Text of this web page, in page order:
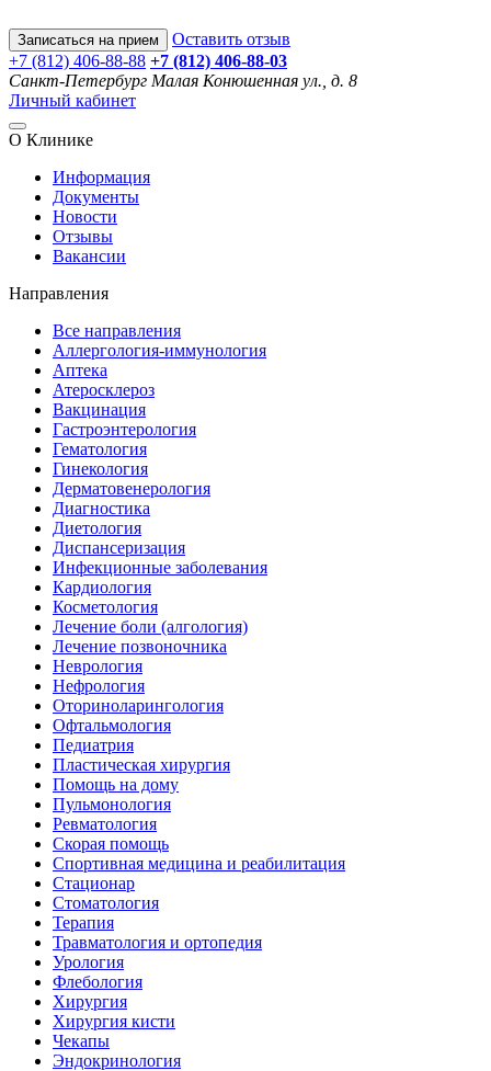
Записаться на прием
Оставить отзыв
+7 (812) 406-88-88 +7 (812) 406-88-03
Санкт-Петербург Малая Конюшенная ул., д. 8
Личный кабинет
О Клинике
Информация
Документы
Новости
Отзывы
Вакансии
Направления
Все направления
Аллергология-иммунология
Аптека
Атеросклероз
Вакцинация
Гастроэнтерология
Гематология
Гинекология
Дерматовенерология
Диагностика
Диетология
Диспансеризация
Инфекционные заболевания
Кардиология
Косметология
Лечение боли (алгология)
Лечение позвоночника
Неврология
Нефрология
Оториноларингология
Офтальмология
Педиатрия
Пластическая хирургия
Помощь на дому
Пульмонология
Ревматология
Скорая помощь
Спортивная медицина и реабилитация
Стационар
Стоматология
Терапия
Травматология и ортопедия
Урология
Флебология
Хирургия
Хирургия кисти
Чекапы
Эндокринология